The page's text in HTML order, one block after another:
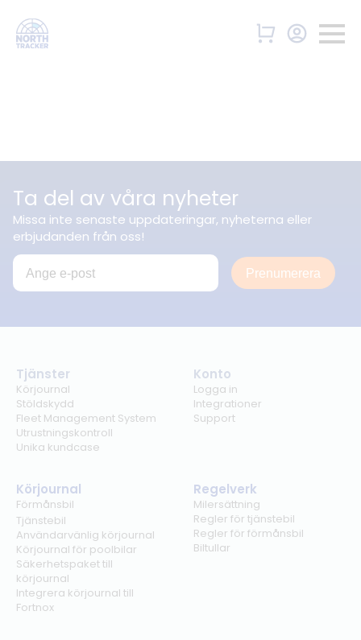
Ta del av våra nyheter
Missa inte senaste uppdateringar, nyheterna eller
erbjudanden från oss!
Prenumerera
Tjänster
Körjournal
Stöldskydd
Fleet Management System
Utrustningskontroll
Unika kundcase
Konto
Logga in
Integrationer
Support
Körjournal
Förmånsbil
Tjänstebil
Användarvänlig körjournal
Körjournal för poolbilar
Säkerhetspaket till
körjournal
Integrera körjournal till
Fortnox
Regelverk
Milersättning
Regler för tjänstebil
Regler för förmånsbil
Biltullar